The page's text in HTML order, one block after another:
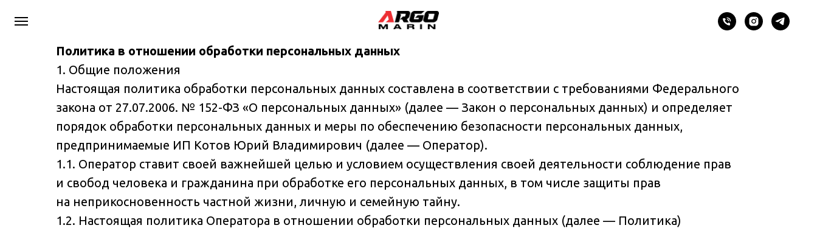
Политика в отношении обработки персональных данных
1. Общие положения
Настоящая политика обработки персональных данных составлена в соответствии с требованиями Федерального
закона от 27.07.2006. № 152-ФЗ «О персональных данных» (далее — Закон о персональных данных) и определяет
порядок обработки персональных данных и меры по обеспечению безопасности персональных данных,
предпринимаемые ИП Котов Юрий Владимирович (далее — Оператор).
1.1. Оператор ставит своей важнейшей целью и условием осуществления своей деятельности соблюдение прав
и свобод человека и гражданина при обработке его персональных данных, в том числе защиты прав
на неприкосновенность частной жизни, личную и семейную тайну.
1.2. Настоящая политика Оператора в отношении обработки персональных данных (далее — Политика)